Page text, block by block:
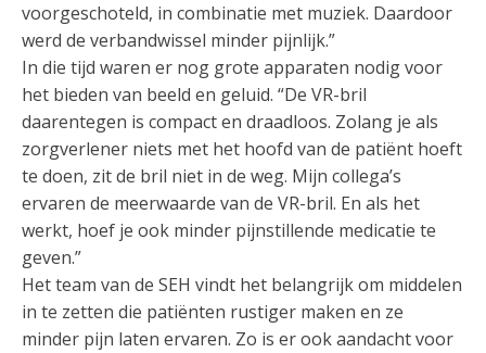
voorgeschoteld, in combinatie met muziek. Daardoor
werd de verbandwissel minder pijnlijk.”
In die tijd waren er nog grote apparaten nodig voor
het bieden van beeld en geluid. “De VR-bril
daarentegen is compact en draadloos. Zolang je als
zorgverlener niets met het hoofd van de patiënt hoeft
te doen, zit de bril niet in de weg. Mijn collega’s
ervaren de meerwaarde van de VR-bril. En als het
werkt, hoef je ook minder pijnstillende medicatie te
geven.”
Het team van de SEH vindt het belangrijk om middelen
in te zetten die patiënten rustiger maken en ze
minder pijn laten ervaren. Zo is er ook aandacht voor